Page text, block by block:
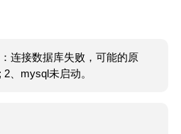
连接数据库失败，可能的原
、mysql未启动。